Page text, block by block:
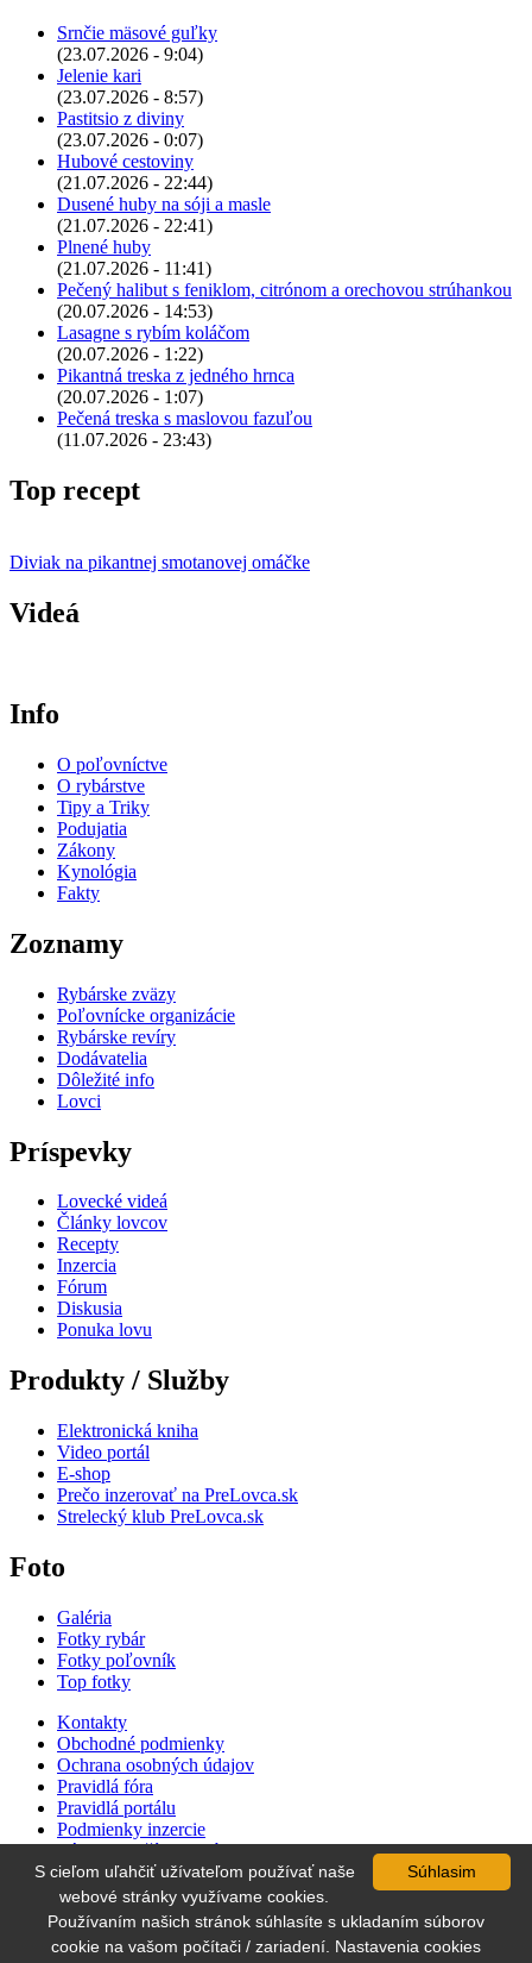
Srnčie mäsové guľky
(23.07.2026 - 9:04)
Jelenie kari
(23.07.2026 - 8:57)
Pastitsio z diviny
(23.07.2026 - 0:07)
Hubové cestoviny
(21.07.2026 - 22:44)
Dusené huby na sóji a masle
(21.07.2026 - 22:41)
Plnené huby
(21.07.2026 - 11:41)
Pečený halibut s feniklom, citrónom a orechovou strúhankou
(20.07.2026 - 14:53)
Lasagne s rybím koláčom
(20.07.2026 - 1:22)
Pikantná treska z jedného hrnca
(20.07.2026 - 1:07)
Pečená treska s maslovou fazuľou
(11.07.2026 - 23:43)
Top recept
Diviak na pikantnej smotanovej omáčke
Videá
Info
O poľovníctve
O rybárstve
Tipy a Triky
Podujatia
Zákony
Kynológia
Fakty
Zoznamy
Rybárske zväzy
Poľovnícke organizácie
Rybárske revíry
Dodávatelia
Dôležité info
Lovci
Príspevky
Lovecké videá
Články lovcov
Recepty
Inzercia
Fórum
Diskusia
Ponuka lovu
Produkty / Služby
Elektronická kniha
Video portál
E-shop
Prečo inzerovať na PreLovca.sk
Strelecký klub PreLovca.sk
Foto
Galéria
Fotky rybár
Fotky poľovník
Top fotky
Kontakty
Obchodné podmienky
Ochrana osobných údajov
Pravidlá fóra
Pravidlá portálu
Podmienky inzercie
Zásady používania súborov cookie
Cenník inzercie
Súťaž
Súhlasim
S cieľom uľahčiť užívateľom používať naše
webové stránky využívame cookies.
Používaním našich stránok súhlasíte s ukladaním súborov
cookie na vašom počítači / zariadení. Nastavenia cookies